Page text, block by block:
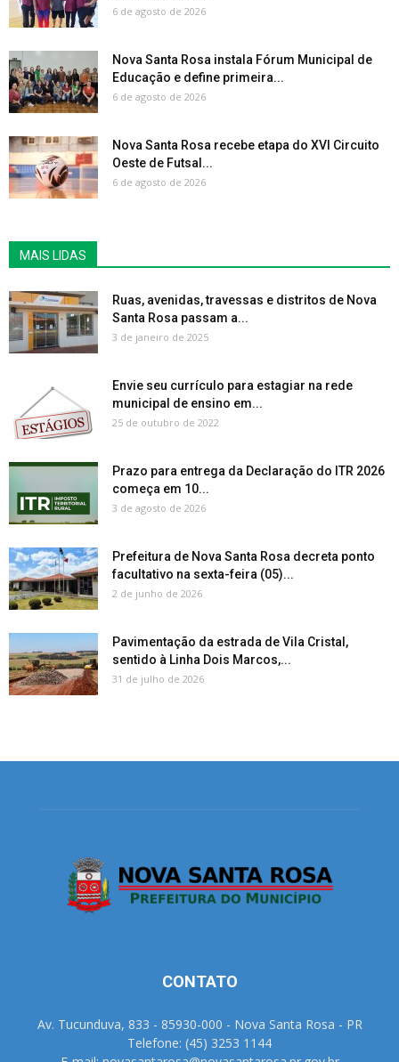
6 de agosto de 2026
Nova Santa Rosa instala Fórum Municipal de
Educação e define primeira...
6 de agosto de 2026
Nova Santa Rosa recebe etapa do XVI Circuito
Oeste de Futsal...
6 de agosto de 2026
MAIS LIDAS
Ruas, avenidas, travessas e distritos de Nova
Santa Rosa passam a...
3 de janeiro de 2025
Envie seu currículo para estagiar na rede
municipal de ensino em...
25 de outubro de 2022
Prazo para entrega da Declaração do ITR 2026
começa em 10...
3 de agosto de 2026
Prefeitura de Nova Santa Rosa decreta ponto
facultativo na sexta-feira (05)...
2 de junho de 2026
Pavimentação da estrada de Vila Cristal,
sentido à Linha Dois Marcos,...
31 de julho de 2026
CONTATO
Av. Tucunduva, 833 - 85930-000 - Nova Santa Rosa - PR
Telefone: (45) 3253 1144